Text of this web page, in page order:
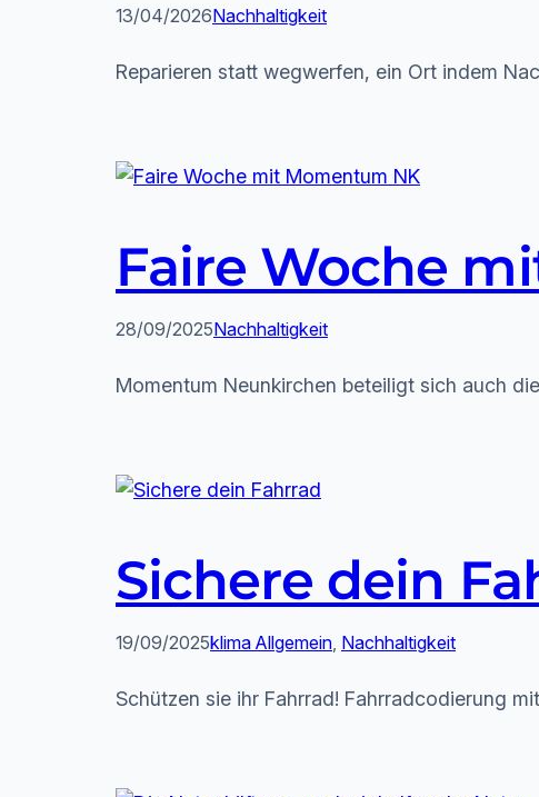
13/04/2026Nachhaltigkeit
Reparieren statt wegwerfen, ein Ort indem
Faire Woche
28/09/2025Nachhaltigkeit
Momentum Neunkirchen beteiligt sich auch
Sichere dein
19/09/2025klima Allgemein, Nachhaltigkeit
Schützen sie ihr Fahrrad! Fahrradcodierung